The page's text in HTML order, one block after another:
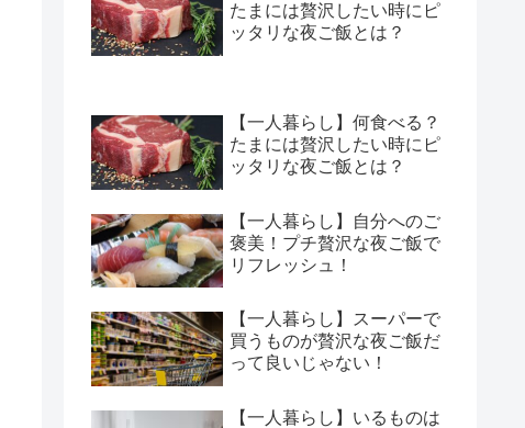
たまには贅沢したい時にピ
ッタリな夜ご飯とは？
【一人暮らし】何食べる？
たまには贅沢したい時にピ
ッタリな夜ご飯とは？
【一人暮らし】自分へのご
褒美！プチ贅沢な夜ご飯で
リフレッシュ！
【一人暮らし】スーパーで
買うものが贅沢な夜ご飯だ
って良いじゃない！
【一人暮らし】いるものは